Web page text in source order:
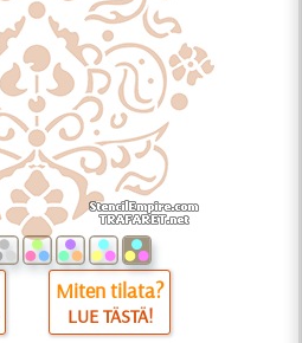
Miten tilata?
LUE TÄSTÄ!